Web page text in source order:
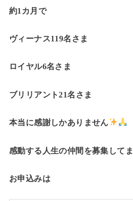
約1カ月で
ヴィーナス119名さま
ロイヤル6名さま
ブリリアント21名さま
本当に感謝しかありません
感動する人生の仲間を募集して
お申込みは